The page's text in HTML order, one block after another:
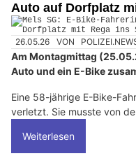
Auto auf Dorfplatz
26.05.26 VON
Am Montagmittag
Auto und ein E-Bike
Eine 58-jährige E-Bike-
verletzt. Sie musste von
Weiterlesen